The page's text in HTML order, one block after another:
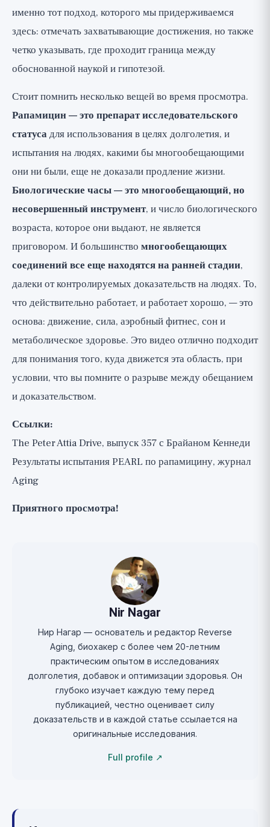
именно тот подход, которого мы придерживаемся
здесь: отмечать захватывающие достижения, но также
четко указывать, где проходит граница между
обоснованной наукой и гипотезой.
Стоит помнить несколько вещей во время просмотра.
Рапамицин — это препарат исследовательского
статусадля использования в целях долголетия, и
испытания на людях, какими бы многообещающими
они ни были, еще не доказали продление жизни.
Биологические часы — это многообещающий, но
несовершенный инструмент, и число биологического
возраста, которое они выдают, не является
приговором. И большинство многообещающих
соединений все еще находятся на ранней стадии,
далеки от контролируемых доказательств на людях. То,
что действительно работает, и работает хорошо, — это
основа: движение, сила, аэробный фитнес, сон и
метаболическое здоровье. Это видео отлично подходит
для понимания того, куда движется эта область, при
условии, что вы помните о разрыве между обещанием
и доказательством.
Ссылки:
The Peter Attia Drive, выпуск 357 с Брайаном Кеннеди
Результаты испытания PEARL по рапамицину, журнал
Aging
Приятного просмотра!
Nir Nagar
Нир Нагар — основатель и редактор Reverse
Aging, биохакер с более чем 20-летним
практическим опытом в исследованиях
долголетия, добавок и оптимизации здоровья. Он
глубоко изучает каждую тему перед
публикацией, честно оценивает силу
доказательств и в каждой статье ссылается на
оригинальные исследования.
Full profile ↗